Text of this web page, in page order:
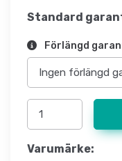
Standard
Förlängd
Varumärke: